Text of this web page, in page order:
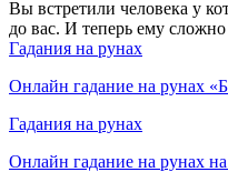
Вы встретили человека у
до вас. И теперь ему
Гадания на рунах
Онлайн гадание на рунах
Гадания на рунах
Онлайн гадание на рунах